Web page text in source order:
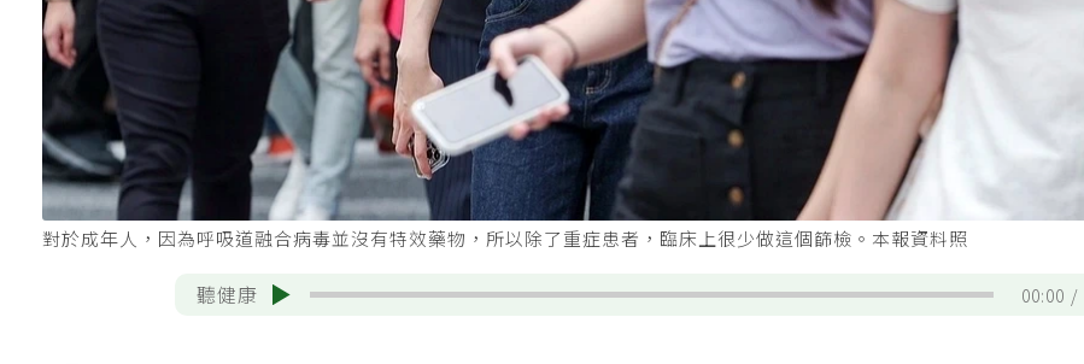
對於成年人，因為呼吸道融合病毒並沒有特效藥物，所以除了重症患者，臨床上很少做這個篩檢。本報資料照
聽健康 00:00